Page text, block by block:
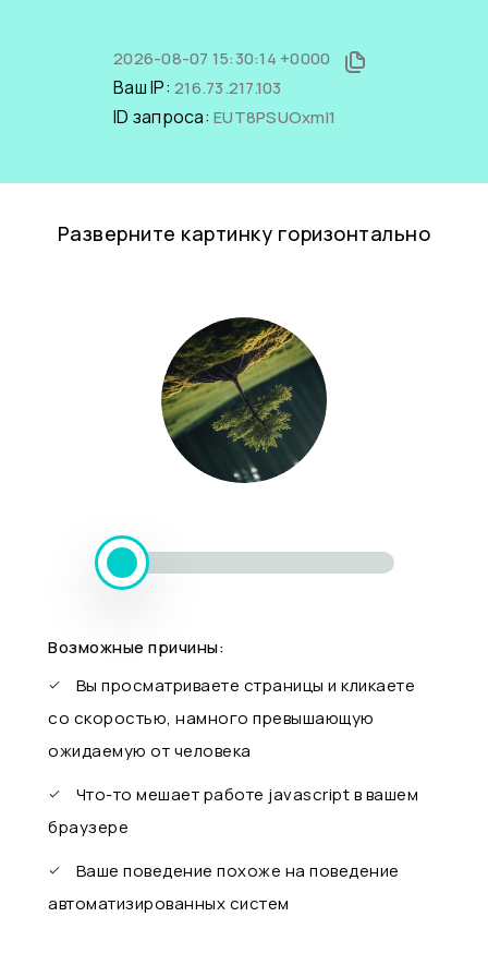
2026-08-07 15:30:14 +0000
Ваш IP: 216.73.217.103
ID запроса: EUT8PSUOxmI1
Разверните картинку горизонтально
Возможные причины:
Вы просматриваете страницы и кликаете
со скоростью, намного превышающую
ожидаемую от человека
Что-то мешает работе javascript в вашем
браузере
Ваше поведение похоже на поведение
автоматизированных систем